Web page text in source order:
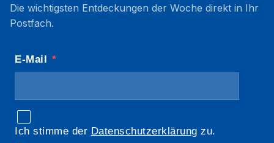
Die wichtigsten Entdeckungen der Woche direkt in Ihr
Postfach.